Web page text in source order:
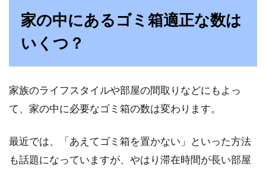
家の中にあるゴミ箱適正な数は
いくつ？
家族のライフスタイルや部屋の間取りなどにもよっ
て、家の中に必要なゴミ箱の数は変わります。
最近では、「あえてゴミ箱を置かない」といった方法
も話題になっていますが、やはり滞在時間が長い部屋